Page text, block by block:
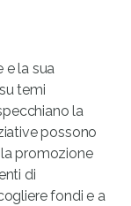
e la sua
temi
la
possono
promozione
di
fondi e a